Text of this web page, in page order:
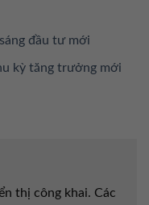
đầu tư mới
kỳ tăng trưởng mới
thị công khai. Các